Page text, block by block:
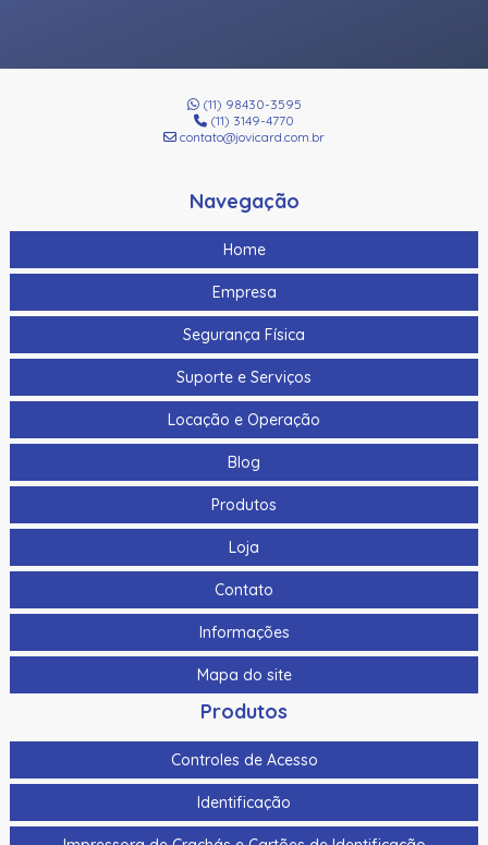
(11) 98430-3595
(11) 3149-4770
contato@jovicard.com.br
Navegação
Home
Empresa
Segurança Física
Suporte e Serviços
Locação e Operação
Blog
Produtos
Loja
Contato
Informações
Mapa do site
Produtos
Controles de Acesso
Identificação